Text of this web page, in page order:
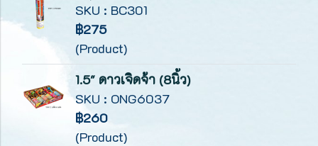
SKU : BC301
฿275
(Product)
1.5" ดาวเจิดจ้า (8นิ้ว)
SKU : ONG6037
฿260
(Product)